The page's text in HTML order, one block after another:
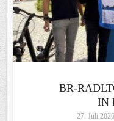
BR-
IN
27. Juli 2026